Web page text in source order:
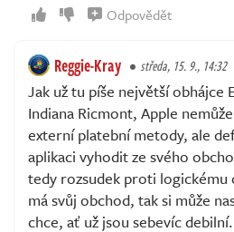
Odpovědět
Reggie-Kray středa, 15. 9., 14:32
Jak už tu píše největší obhájce
Indiana Ricmont, Apple
externí platební metody, ale
aplikaci vyhodit ze svého
tedy rozsudek proti logickému
má svůj obchod, tak si může
chce, ať už jsou sebevíc